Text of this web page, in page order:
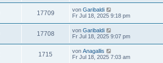
17709 von Garibaldi
Fr Jul 18, 2025 9:18 pm
17708 von Garibaldi
Fr Jul 18, 2025 9:07 pm
1715 von Anagallis
Fr Jul 18, 2025 7:03 am